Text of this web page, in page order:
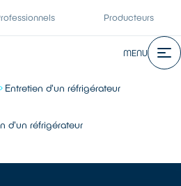
Producteurs
MENU
Entretien d'un réfrigérateur
d'un réfrigérateur